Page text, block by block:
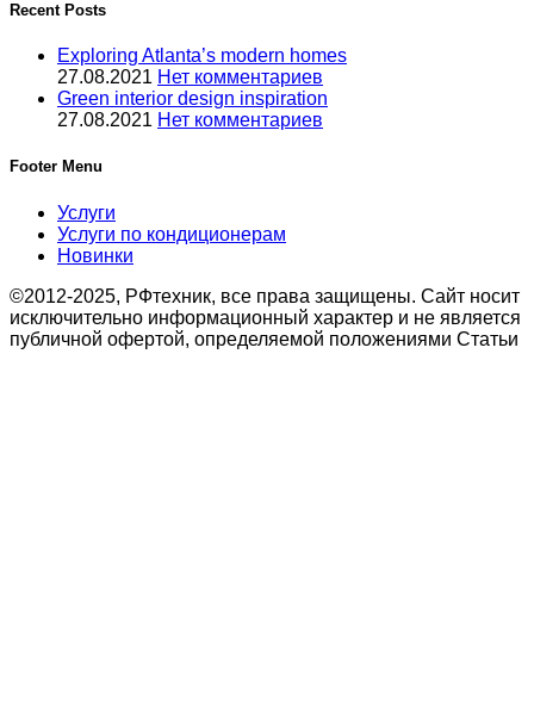
Recent Posts
Exploring Atlanta’s modern homes
27.08.2021 Нет комментариев
Green interior design inspiration
27.08.2021 Нет комментариев
Footer Menu
Услуги
Услуги по кондиционерам
Новинки
©2012-2025, РФтехник, все права защищены. Сайт носит
исключительно информационный характер и не является
публичной офертой, определяемой положениями Статьи